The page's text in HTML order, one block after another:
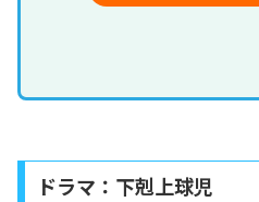
ドラマ：下剋上球児